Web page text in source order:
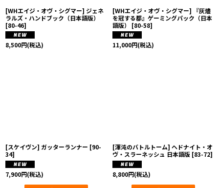
[WHエイジ・オヴ・シグマー] ジェネ
ラルズ・ハンドブック（日本語版）
[80-46]
8,500円(税込)
[WHエイジ・オヴ・シグマー] 『灰燼
を冠する都』ゲーミングパック（日本
語版）
[80-58]
11,000円(税込)
[スケイヴン] ガッターランナー [90-
34]
7,900円(税込)
[渾沌のバトルトーム] ヘドナイト・オ
ヴ・スラーネッシュ 日本語版 [83-72]
8,800円(税込)